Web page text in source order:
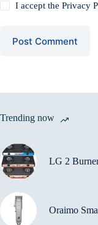
I accept thePrivacy
Post Comment
Trending now
LG 2
Oraimo